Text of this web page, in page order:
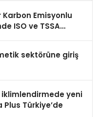
Karbon Emisyonlu
ISO ve TSSA
sektörüne giriş
iklimlendirmede yeni
Türkiye’de